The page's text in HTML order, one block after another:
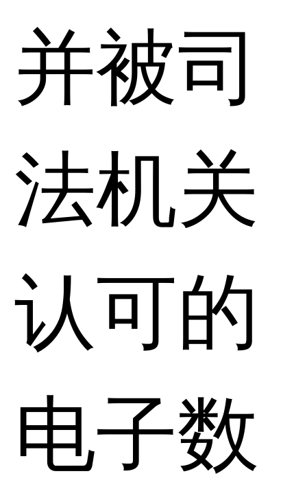
并被司
法机关
认可的
电子数